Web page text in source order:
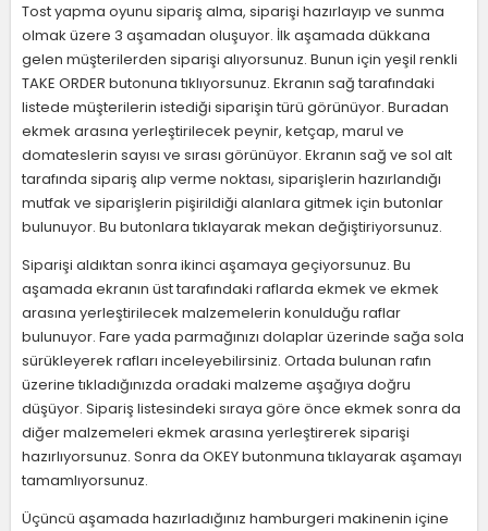
Tost yapma oyunu sipariş alma, siparişi hazırlayıp ve sunma
olmak üzere 3 aşamadan oluşuyor. İlk aşamada dükkana
gelen müşterilerden siparişi alıyorsunuz. Bunun için yeşil renkli
TAKE ORDER butonuna tıklıyorsunuz. Ekranın sağ tarafındaki
listede müşterilerin istediği siparişin türü görünüyor. Buradan
ekmek arasına yerleştirilecek peynir, ketçap, marul ve
domateslerin sayısı ve sırası görünüyor. Ekranın sağ ve sol alt
tarafında sipariş alıp verme noktası, siparişlerin hazırlandığı
mutfak ve siparişlerin pişirildiği alanlara gitmek için butonlar
bulunuyor. Bu butonlara tıklayarak mekan değiştiriyorsunuz.
Siparişi aldıktan sonra ikinci aşamaya geçiyorsunuz. Bu
aşamada ekranın üst tarafındaki raflarda ekmek ve ekmek
arasına yerleştirilecek malzemelerin konulduğu raflar
bulunuyor. Fare yada parmağınızı dolaplar üzerinde sağa sola
sürükleyerek rafları inceleyebilirsiniz. Ortada bulunan rafın
üzerine tıkladığınızda oradaki malzeme aşağıya doğru
düşüyor. Sipariş listesindeki sıraya göre önce ekmek sonra da
diğer malzemeleri ekmek arasına yerleştirerek siparişi
hazırlıyorsunuz. Sonra da OKEY butonmuna tıklayarak aşamayı
tamamlıyorsunuz.
Üçüncü aşamada hazırladığınız hamburgeri makinenin içine